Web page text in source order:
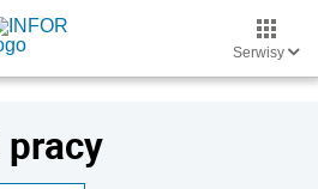
Serwisy
pracy